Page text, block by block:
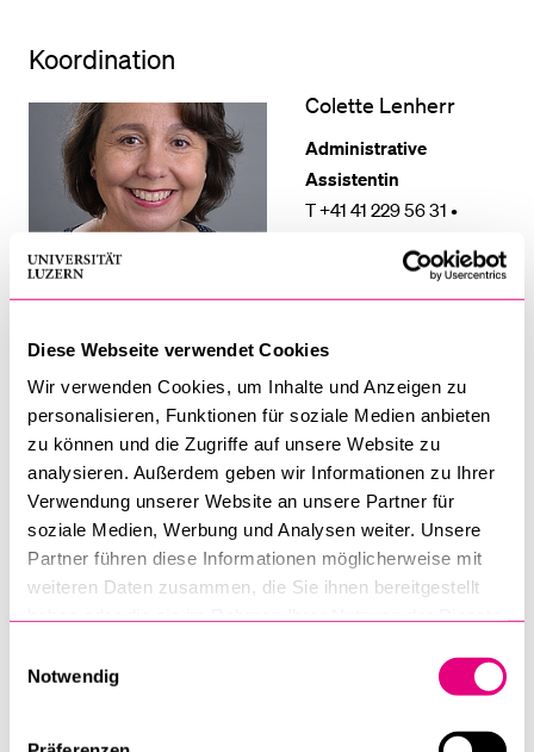
Diese Webseite verwendet Cookies
Wir verwenden Cookies, um Inhalte und Anzeigen zu
personalisieren, Funktionen für soziale Medien anbieten
zu können und die Zugriffe auf unsere Website zu
analysieren. Außerdem geben wir Informationen zu Ihrer
Verwendung unserer Website an unsere Partner für
soziale Medien, Werbung und Analysen weiter. Unsere
Partner führen diese Informationen möglicherweise mit
weiteren Daten zusammen, die Sie ihnen bereitgestellt
Notwendig
Koordination
Colette Lenherr
Administrative
Assistentin
T +41 41 229 56 31 •
life@unilu.ch
Mehr Informationen über
Dr. sc. Céline
Bolliger
Forschungskoordinatorin / Postdoc
T +41 41 229 56 29 • Alpenquai 4, Raum 6 •
Mehr Informationen über Dr. sc. Céline Bolliger